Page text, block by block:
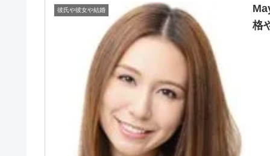
彼氏や彼女や結婚
格